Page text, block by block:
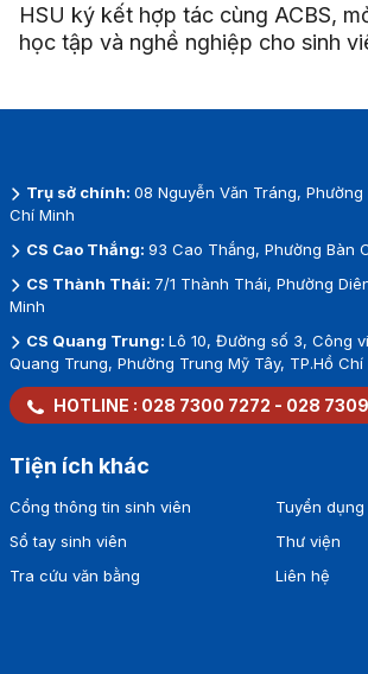
HSU ký kết hợp tác cùng ACBS,
học tập và nghề nghiệp cho sinh
Trụ sở chính: 08 Nguyễn Văn Tráng, Phường
Chí Minh
CS Cao Thắng: 93 Cao Thắng, Phường Bàn
CS Thành Thái: 7/1 Thành Thái, Phường
Minh
CS Quang Trung: Lô 10, Đường số 3, Công
Quang Trung, Phường Trung Mỹ Tây, TP.Hồ Chí
HOTLINE : 028 7300 7272 - 028 7309
Tiện ích khác
Cổng thông tin sinh viên
Sổ tay sinh viên
Tra cứu văn bằng
Tuyển
Thư viện
Liên hệ